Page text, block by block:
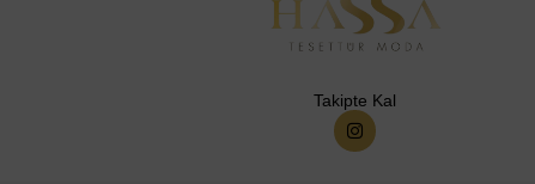
Takipte Kal